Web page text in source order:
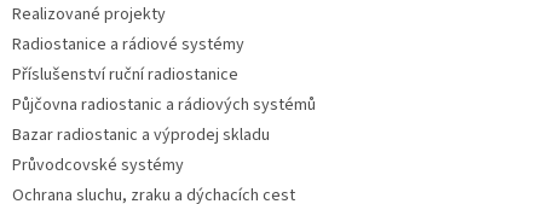
Realizované projekty
Radiostanice a rádiové systémy
Příslušenství ruční radiostanice
Půjčovna radiostanic a rádiových systémů
Bazar radiostanic a výprodej skladu
Průvodcovské systémy
Ochrana sluchu, zraku a dýchacích cest